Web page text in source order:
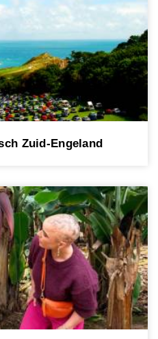
Zuid-Engeland